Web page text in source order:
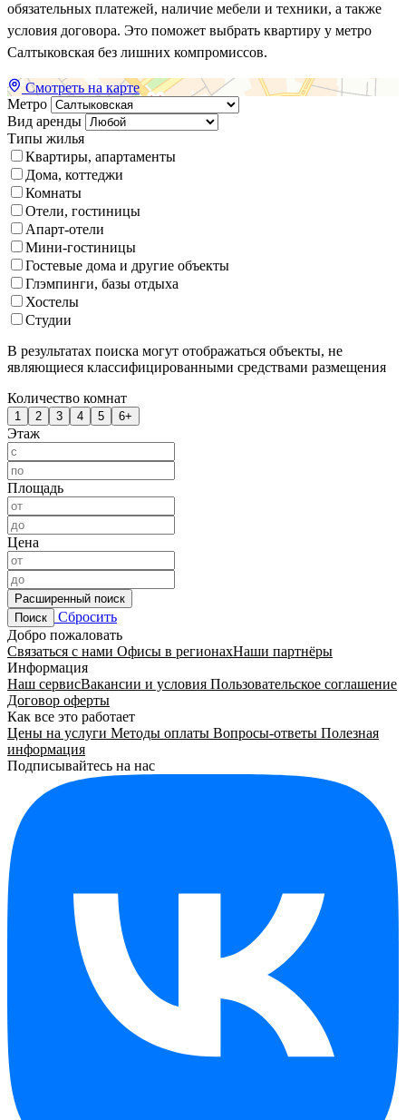
обязательных платежей, наличие мебели и техники, а также
условия договора. Это поможет выбрать квартиру у метро
Салтыковская без лишних компромиссов.
Смотреть на карте
Метро
Вид аренды
Типы жилья
Квартиры, апартаменты
Дома, коттеджи
Комнаты
Отели, гостиницы
Апарт-отели
Мини-гостиницы
Гостевые дома и другие объекты
Глэмпинги, базы отдыха
Хостелы
Студии
В результатах поиска могут отображаться объекты, не
являющиеся классифицированными средствами размещения
Количество комнат
1 2 3 4 5 6+
Этаж
Площадь
Цена
Расширенный поиск
Поиск
Сбросить
Добро пожаловать
Связаться с нами Офисы в регионахНаши партнёры
Информация
Наш сервисВакансии и условия Пользовательское соглашение
Договор оферты
Как все это работает
Цены на услуги Методы оплаты Вопросы-ответы Полезная
информация
Подписывайтесь на нас